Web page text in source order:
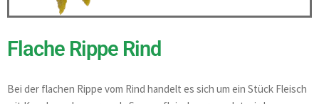
Flache Rippe Rind
Bei der flachen Rippe vom Rind handelt es sich um ein Stück Fleisch